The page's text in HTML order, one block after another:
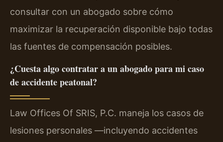
consultar con un abogado sobre cómo
maximizar la recuperación disponible bajo todas
las fuentes de compensación posibles.
¿Cuesta algo contratar a un abogado para mi caso
de accidente peatonal?
Law Offices Of SRIS, P.C. maneja los casos de
lesiones personales —incluyendo accidentes